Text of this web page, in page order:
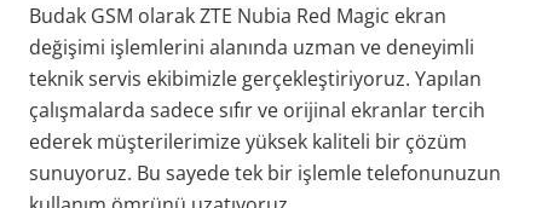
Budak GSM olarak ZTE Nubia Red Magic ekran
değişimi işlemlerini alanında uzman ve deneyimli
teknik servis ekibimizle gerçekleştiriyoruz. Yapılan
çalışmalarda sadece sıfır ve orijinal ekranlar tercih
ederek müşterilerimize yüksek kaliteli bir çözüm
sunuyoruz. Bu sayede tek bir işlemle telefonunuzun